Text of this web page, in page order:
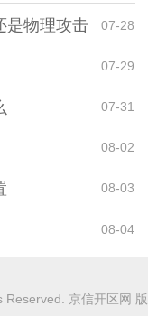
是物理攻击 07-28
07-29
07-31
08-02
08-03
08-04
Reserved. 京信开区网 版